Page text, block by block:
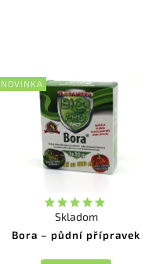
NOVINKA
Bora – půdní přípravek
Skladom